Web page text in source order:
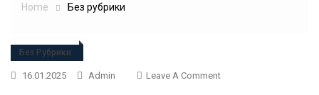
Home Без рубрики
Без Рубрики
16.01.2025 Admin Leave A CommentOn